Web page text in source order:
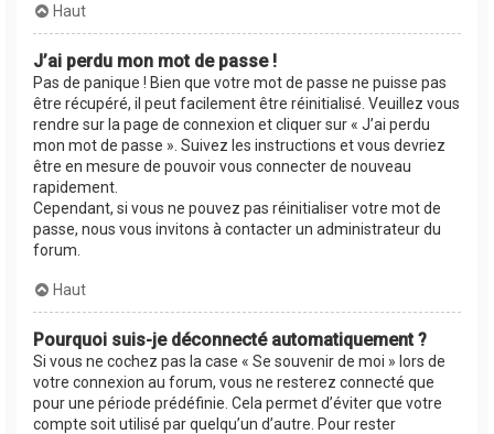
Haut
J’ai perdu mon mot de passe !
Pas de panique ! Bien que votre mot de passe ne puisse pas
être récupéré, il peut facilement être réinitialisé. Veuillez vous
rendre sur la page de connexion et cliquer sur « J’ai perdu
mon mot de passe ». Suivez les instructions et vous devriez
être en mesure de pouvoir vous connecter de nouveau
rapidement.
Cependant, si vous ne pouvez pas réinitialiser votre mot de
passe, nous vous invitons à contacter un administrateur du
forum.
Haut
Pourquoi suis-je déconnecté automatiquement ?
Si vous ne cochez pas la case « Se souvenir de moi » lors de
votre connexion au forum, vous ne resterez connecté que
pour une période prédéfinie. Cela permet d’éviter que votre
compte soit utilisé par quelqu’un d’autre. Pour rester